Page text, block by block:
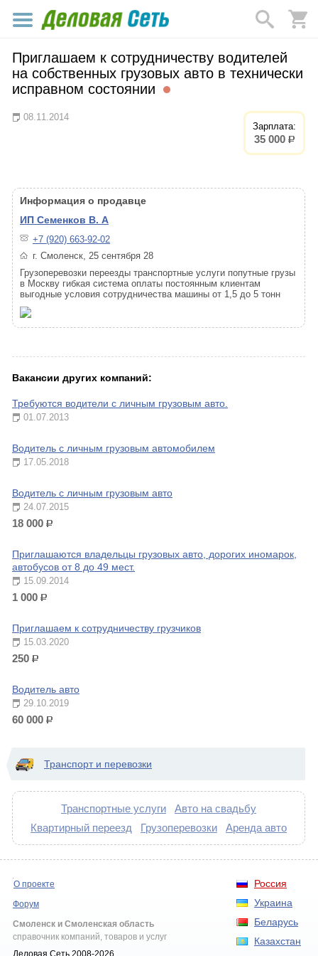
Приглашаем к сотрудничеству водителей
на собственных грузовых авто в технически
исправном состоянии
Зарплата:
35 000 р.
08.11.2014
Информация о продавце
ИП Семенков В. А
+7 (920) 663-92-02
г. Смоленск, 25 сентября 28
Грузоперевозки переезды транспортные услуги попутные грузы
в Москву гибкая система оплаты постоянным клиентам
выгодные условия сотрудничества машины от 1,5 до 5 тонн
Вакансии других компаний:
Требуются водители с личным грузовым авто.
01.07.2013
Водитель с личным грузовым автомобилем
17.05.2018
Водитель с личным грузовым авто
24.07.2015
18 000 р.
Приглашаются владельцы грузовых авто, дорогих иномарок,
автобусов от 8 до 49 мест.
15.09.2014
1 000 р.
Приглашаем к сотрудничеству грузчиков
15.03.2020
250 р.
Водитель авто
29.10.2019
60 000 р.
Транспорт и перевозки
Транспортные услуги
Авто на свадьбу
Квартирный переезд
Грузоперевозки Аренда авто
Россия
Украина
Беларусь
Казахстан
О проекте
Форум
Смоленск и Смоленская область
справочник компаний, товаров и услуг
Деловая Сеть 2008-2026